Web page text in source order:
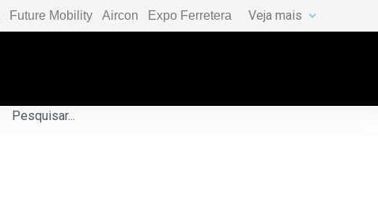
Future Mobility Aircon Expo Ferretera Veja mais